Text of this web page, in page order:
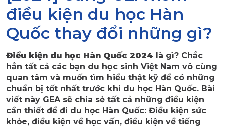
điều kiện du học Hàn
Quốc thay đổi những gì?
Điều kiện du học Hàn Quốc 2024 là gì? Chắc
hẳn tất cả các bạn du học sinh Việt Nam vô cùng
quan tâm và muốn tìm hiểu thật kỹ để có những
chuẩn bị tốt nhất trước khi du học Hàn Quốc. Bài
viết này GEA sẽ chia sẻ tất cả những điều kiện
cần thiết để đi du học Hàn Quốc: Điều kiện sức
khỏe, điều kiện về học vấn, điều kiện về tiếng